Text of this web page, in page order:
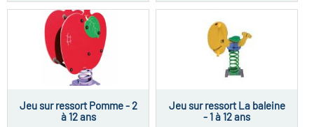
Jeu sur ressort Pomme - 2
à 12 ans
Jeu sur ressort La baleine
- 1 à 12 ans